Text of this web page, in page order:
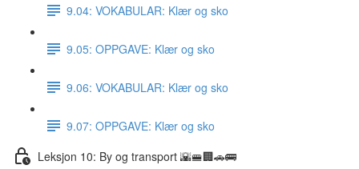
9.04: VOKABULAR: Klær og sko
9.05: OPPGAVE: Klær og sko
9.06: VOKABULAR: Klær og sko
9.07: OPPGAVE: Klær og sko
Leksjon 10: By og transport 🌇🚝🏢🚗🚌